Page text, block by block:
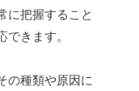
に把握すること
きます。
の種類や原因に